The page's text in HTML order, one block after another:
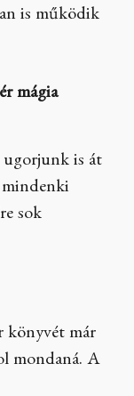
is működik
mágia
ugorjunk is át
sok
könyvét már
mondaná. A